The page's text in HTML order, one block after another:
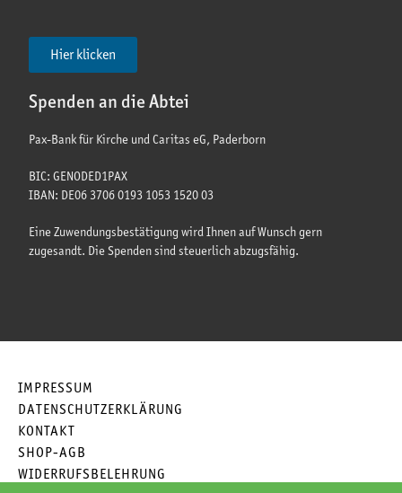
Hier klicken
Spenden an die Abtei
Pax-Bank für Kirche und Caritas eG, Paderborn
BIC: GENODED1PAX
IBAN: DE06 3706 0193 1053 1520 03
Eine Zuwendungsbestätigung wird Ihnen auf Wunsch gern
zugesandt. Die Spenden sind steuerlich abzugsfähig.
IMPRESSUM
DATENSCHUTZERKLÄRUNG
KONTAKT
SHOP-AGB
WIDERRUFSBELEHRUNG